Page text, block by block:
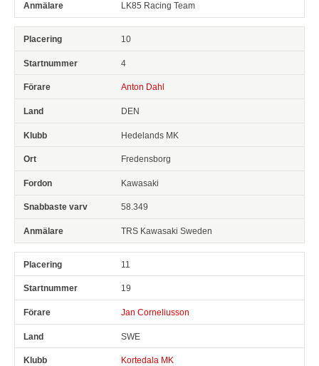
LK85 Racing Team
10
4
Anton Dahl
DEN
Hedelands MK
Fredensborg
Kawasaki
58.349
TRS Kawasaki Sweden
11
19
Jan Corneliusson
SWE
Kortedala MK